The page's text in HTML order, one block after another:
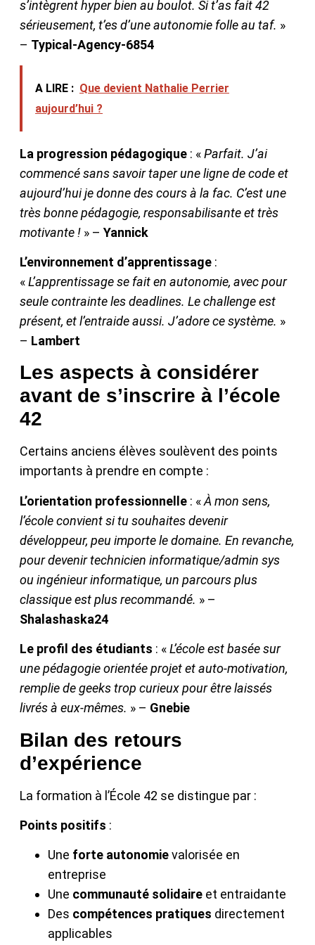
s’intègrent hyper bien au boulot. Si t’as fait 42
sérieusement, t’es d’une autonomie folle au taf. »
– Typical-Agency-6854
A LIRE : Que devient Nathalie Perrier
aujourd’hui ?
La progression pédagogique : «Parfait. J’ai
commencé sans savoir taper une ligne de code et
aujourd’hui je donne des cours à la fac. C’est une
très bonne pédagogie, responsabilisante et très
motivante ! » – Yannick
L’environnement d’apprentissage :
«L’apprentissage se fait en autonomie, avec pour
seule contrainte les deadlines. Le challenge est
présent, et l’entraide aussi. J’adore ce système. »
– Lambert
Les aspects à considérer
avant de s’inscrire à l’école
42
Certains anciens élèves soulèvent des points
importants à prendre en compte :
L’orientation professionnelle : «À mon sens,
l’école convient si tu souhaites devenir
développeur, peu importe le domaine. En revanche,
pour devenir technicien informatique/admin sys
ou ingénieur informatique, un parcours plus
classique est plus recommandé. » –
Shalashaska24
Le profil des étudiants : «L’école est basée sur
une pédagogie orientée projet et auto-motivation,
remplie de geeks trop curieux pour être laissés
livrés à eux-mêmes. » – Gnebie
Bilan des retours
d’expérience
La formation à l’École 42 se distingue par :
Points positifs :
Une forte autonomievalorisée en
entreprise
Une communauté solidaire et entraidante
Des compétences pratiques directement
applicables